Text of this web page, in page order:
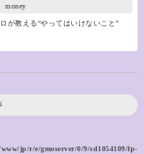
money
が教える“やってはいけないこと”
jp/r/e/gmoserver/0/9/sd1054109/fp-